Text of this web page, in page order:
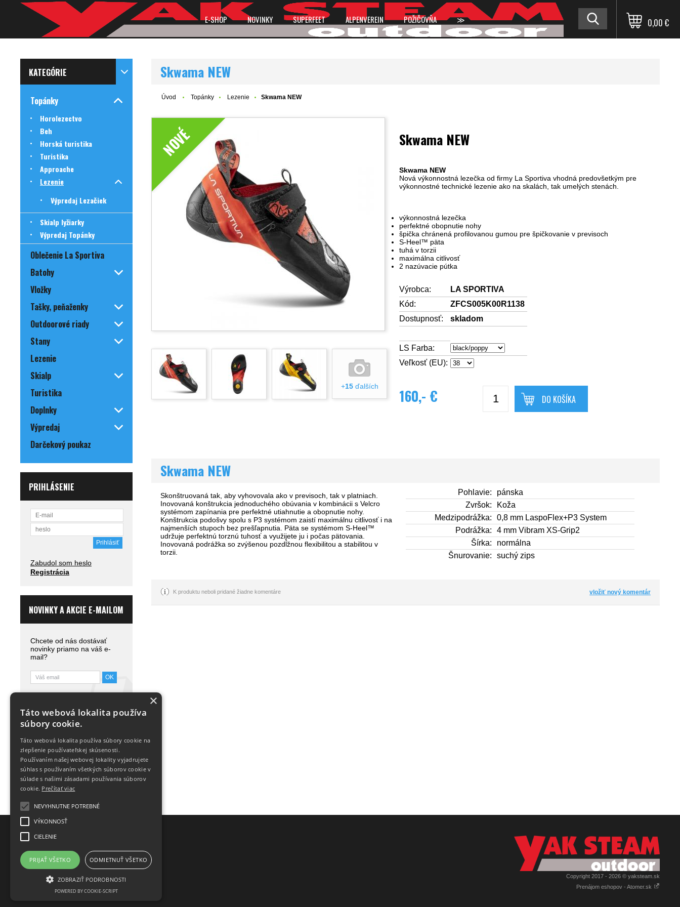
E-SHOP NOVINKY SUPERFEET ALPENVEREIN POŽIČOVŇA ≫ 0,00 €
KATEGÓRIE
Topánky
Horolezectvo
Beh
Horská turistika
Turistika
Approache
Lezenie
Výpredaj Lezačiek
Skialp lyžiarky
Výpredaj Topánky
Oblečenie La Sportiva
Batohy
Vložky
Tašky, peňaženky
Outdoorové riady
Stany
Lezenie
Skialp
Turistika
Doplnky
Výpredaj
Darčekový poukaz
PRIHLÁSENIE
Zabudol som heslo
Registrácia
NOVINKY A AKCIE E-MAILOM
Chcete od nás dostávať
novinky priamo na váš e-
mail?
Zistiť viac.
Skwama NEW
Úvod Topánky Lezenie Skwama NEW
NOVÉ
+15ďalších
Skwama NEW
Skwama NEW
Nová výkonnostná lezečka od firmy La Sportiva vhodná predovšetkým pre
výkonnostné technické lezenie ako na skalách, tak umelých stenách.
výkonnostná lezečka
perfektné obopnutie nohy
špička chránená profilovanou gumou pre špičkovanie v previsoch
S-Heel™ päta
tuhá v torzii
maximálna citlivosť
2 nazúvacie pútka
Výrobca:
LA SPORTIVA
Kód:
ZFCS005K00R1138
Dostupnosť:
skladom
LS Farba:
Veľkosť (EU):
160,- € DO KOŠÍKA
Skwama NEW
Skonštruovaná tak, aby vyhovovala ako v previsoch, tak v platniach.
Inovovaná konštrukcia jednoduchého obúvania v kombinácii s Velcro
systémom zapínania pre perfektné utiahnutie a obopnutie nohy.
Konštrukcia podošvy spolu s P3 systémom zaistí maximálnu citlivosť i na
najmenších stupoch bez prešľapnutia. Päta se systémom S-Heel™
udržuje perfektnú torznú tuhosť a využijete ju i počas pätovania.
Inovovaná podrážka so zvýšenou pozdĺžnou flexibilitou a stabilitou v
torzii.
Pohlavie:
pánska
Zvršok:
Koža
Medzipodrážka:
0,8 mm LaspoFlex+P3 System
Podrážka:
4 mm Vibram XS-Grip2
Šírka:
normálna
Šnurovanie:
suchý zips
K produktu neboli pridané žiadne komentáre vložiť nový komentár
KONTAKT
Kontaktné údaje
Obchodné podmienky
GDPR-Ochrana osobných údajov
Pravidlá cookies
Copyright 2017 - 2026 © yaksteam.sk
Prenájom eshopov - Atomer.sk
×
Táto webová lokalita používa
súbory cookie.
Táto webová lokalita používa súbory cookie na
zlepšenie používateľskej skúsenosti.
Používaním našej webovej lokality vyjadrujete
súhlas s používaním všetkých súborov cookie v
súlade s našimi zásadami používania súborov
cookie. Prečítať viac
NEVYHNUTNE POTREBNÉ
VÝKONNOSŤ
CIELENIE
PRIJAŤ VŠETKO ODMIETNUŤ VŠETKO
ZOBRAZIŤ PODROBNOSTI
POWERED BY COOKIE-SCRIPT